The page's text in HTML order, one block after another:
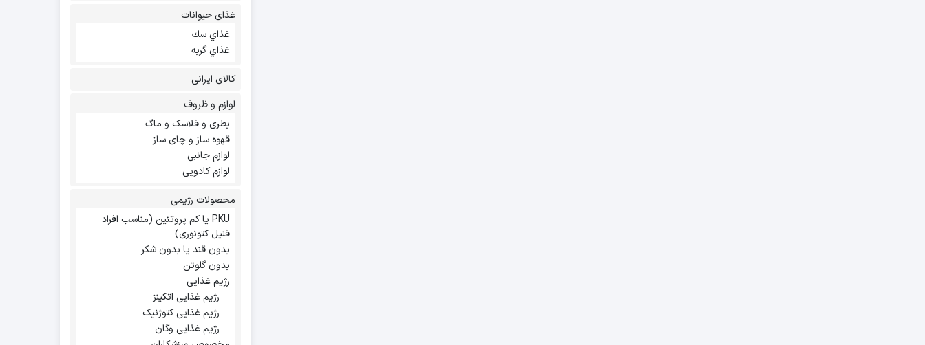
غذای حیوانات
غذاي سك
غذاي گربه
کالای ایرانی
لوازم و ظروف
بطری و فلاسک و ماگ
قهوه ساز و چای ساز
لوازم جانبی
لوازم کادویی
محصولات رژیمی
PKU یا کم پروتئین (مناسب افراد
فنیل کتونوری)
بدون قند یا بدون شکر
بدون گلوتن
رژیم غذایی
رژیم غذایی اتکینز
رژیم غذایی کتوژنیک
رژیم غذایی وگان